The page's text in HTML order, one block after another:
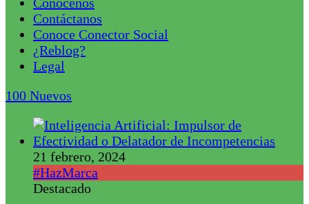
Contáctanos
Conoce Conector Social
¿Reblog?
Legal
100 Nuevos
21 febrero, 2024
#HazMarca
Destacado